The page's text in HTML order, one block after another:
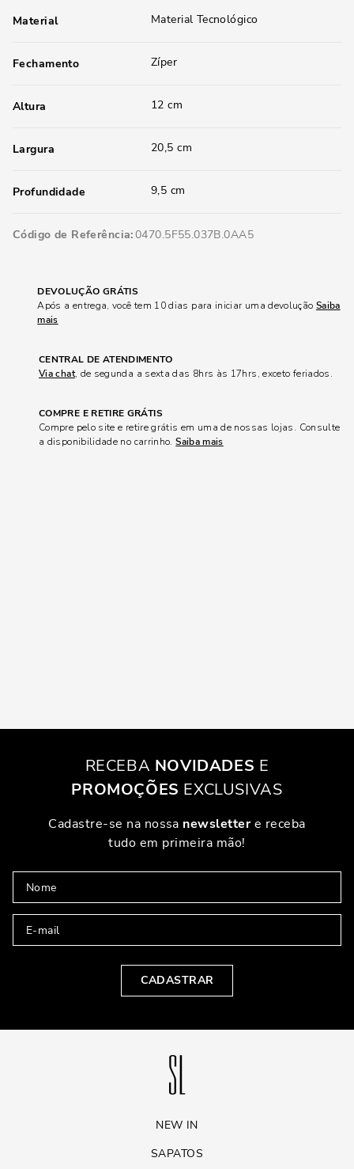
Material Material Tecnológico
Fechamento Zíper
Altura 12 cm
Largura 20,5 cm
Profundidade 9,5 cm
Código de Referência 0470.5F55.037B.0AA5
DEVOLUÇÃO GRÁTIS
Após a entrega, você tem 10 dias para iniciar uma devolução Saiba
mais
CENTRAL DE ATENDIMENTO
Via chat, de segunda a sexta das 8hrs às 17hrs, exceto feriados.
COMPRE E RETIRE GRÁTIS
Compre pelo site e retire grátis em uma de nossas lojas. Consulte
a disponibilidade no carrinho.Saiba mais
RECEBA NOVIDADES E
PROMOÇÕES EXCLUSIVAS
Cadastre-se na nossa newslettere receba
tudo em primeira mão!
CADASTRAR
NEW IN
SAPATOS